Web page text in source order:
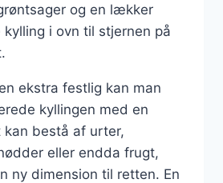
og en lækker
kylling i ovn til stjernen på
ekstra festlig kan man
kyllingen med en
kan bestå af urter,
eller endda frugt,
ny dimension til retten. En